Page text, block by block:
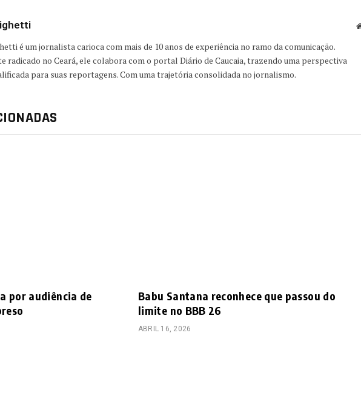
é um jornalista carioca com mais de 10 anos de experiência no ramo da comunicação.
radicado no Ceará, ele colabora com o portal Diário de Caucaia, trazendo uma perspectiva
para suas reportagens. Com uma trajetória consolidada no jornalismo.
por audiência de
Babu Santana reconhece que passou do
limite no BBB 26
ABRIL 16, 2026